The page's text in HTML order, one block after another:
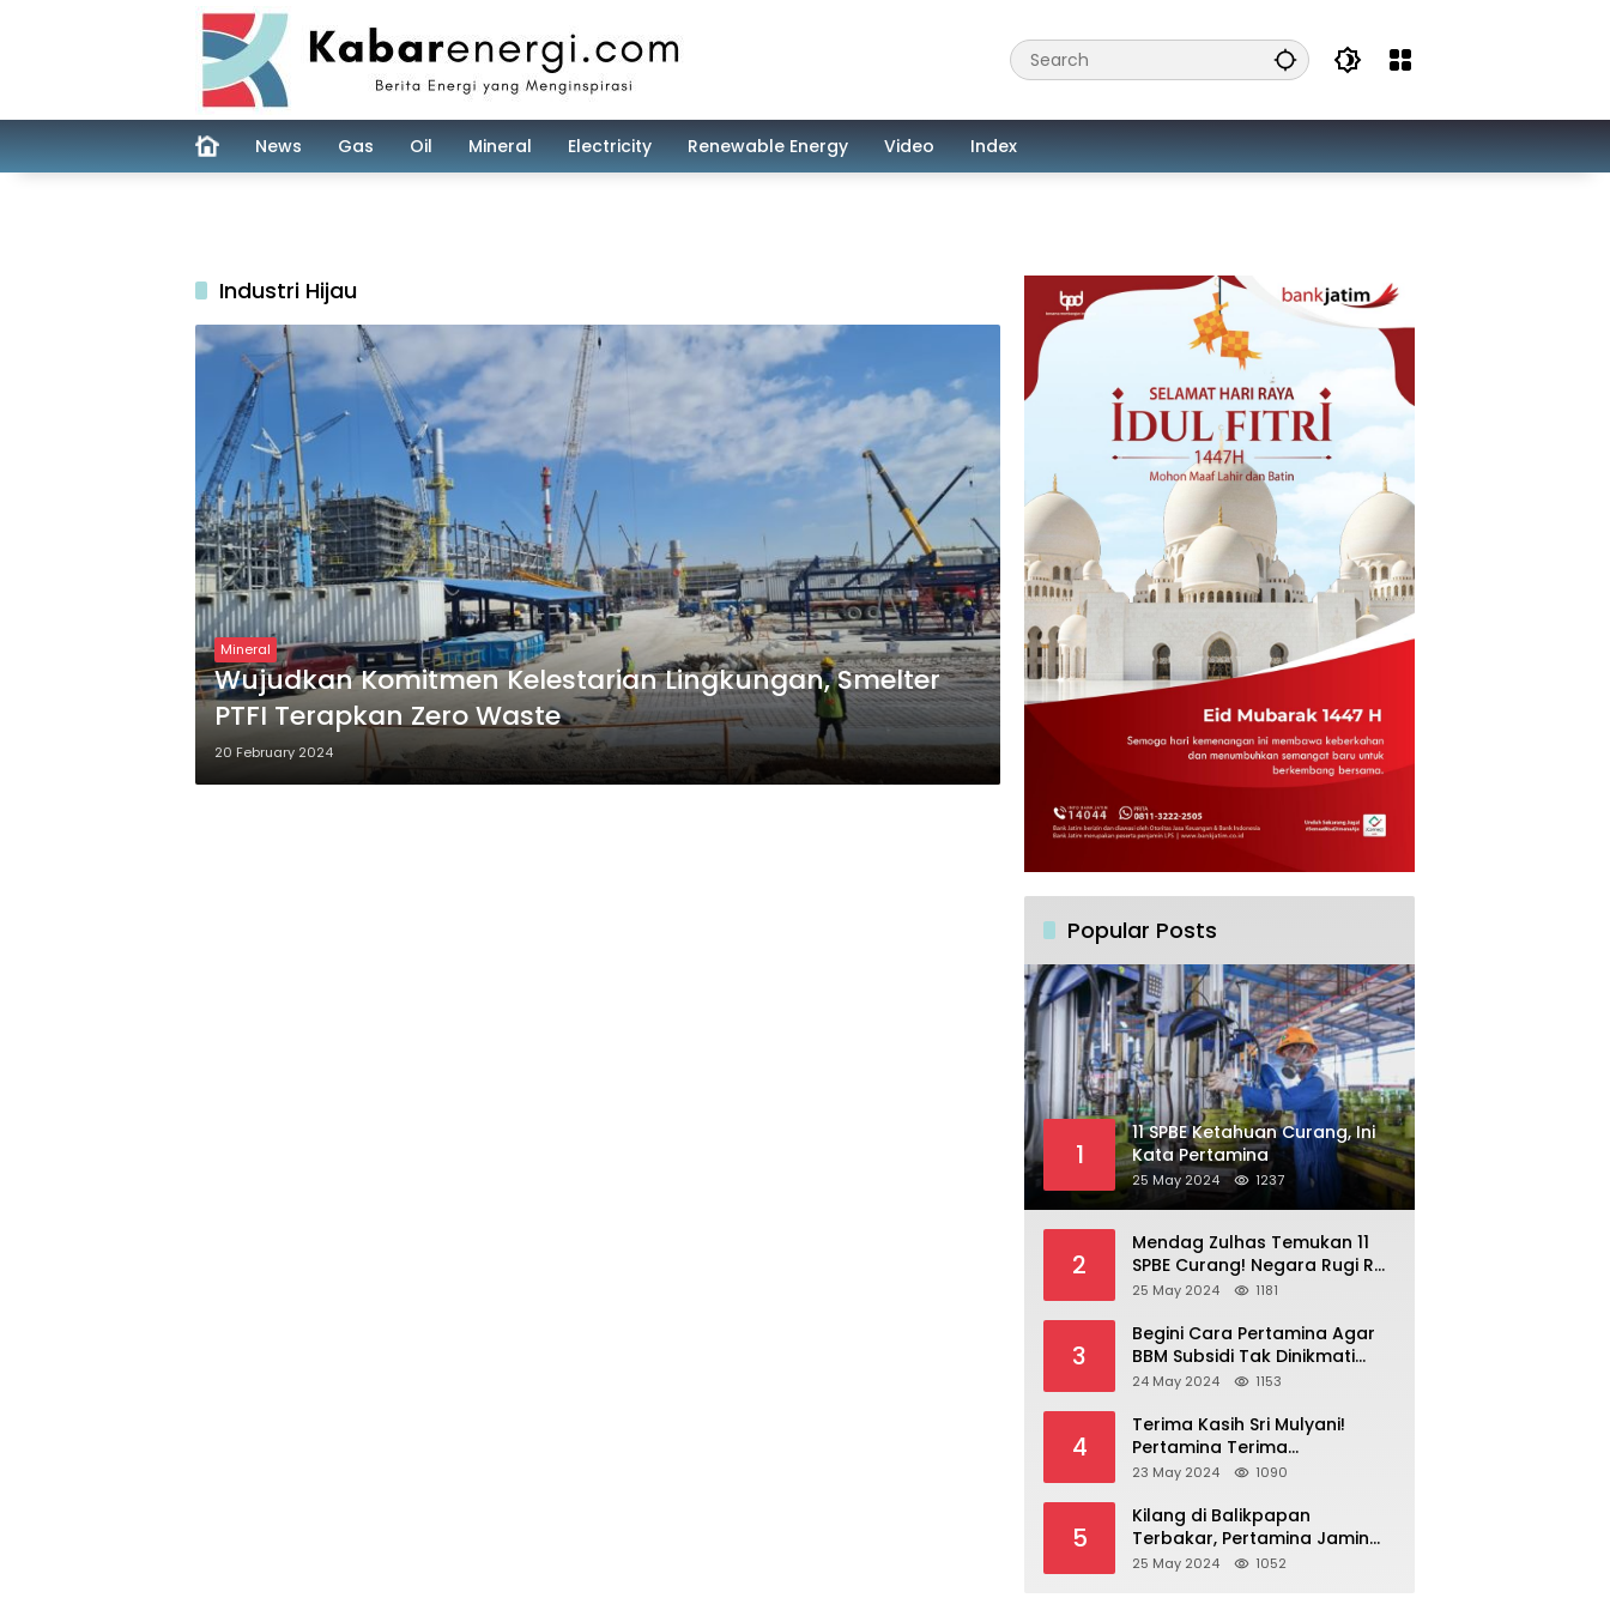
News Gas Oil Mineral Electricity Renewable Energy Video Index
Industri Hijau
Mineral
Wujudkan Komitmen Kelestarian Lingkungan, Smelter
PTFI Terapkan Zero Waste
20 February 2024
Popular Posts
1
11 SPBE Ketahuan Curang, Ini
Kata Pertamina
25 May 2024 1237
2
Mendag Zulhas Temukan 11
SPBE Curang! Negara Rugi Rp
18,7 Miliar/ Tahun
25 May 2024 1181
3
Begini Cara Pertamina Agar
BBM Subsidi Tak Dinikmati
Orang Kaya!
24 May 2024 1153
4
Terima Kasih Sri Mulyani!
Pertamina Terima
Kompensasi BBM Rp 43,52
23 May 2024 1090
5
Kilang di Balikpapan
Terbakar, Pertamina Jamin
Pasokan BBM Aman
25 May 2024 1052